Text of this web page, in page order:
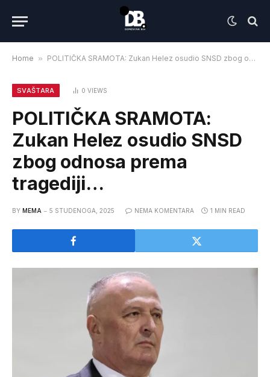
Home » POLITIČKA SRAMOTA: Zukan Helez osudio SNSD zbog odnosa prema tragediji…
SVAŠTARA 0 VIEWS
POLITIČKA SRAMOTA:
Zukan Helez osudio SNSD
zbog odnosa prema
tragediji…
BY MEMA 5 STUDENOGA, 2025 NEMA KOMENTARA 1 MIN READ